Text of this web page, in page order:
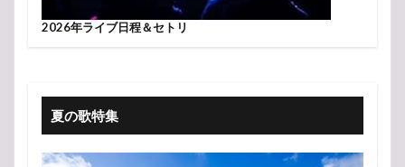
2026年ライブ日程＆セトリ
夏の歌特集